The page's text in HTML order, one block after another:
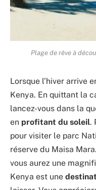
Plage de rêve à
Lorsque l’hiver arrive
Kenya. En quittant la
lancez-vous dans la
en profitant du soleil.
pour visiter le parc
réserve du Maisa
vous aurez une
Kenya est une